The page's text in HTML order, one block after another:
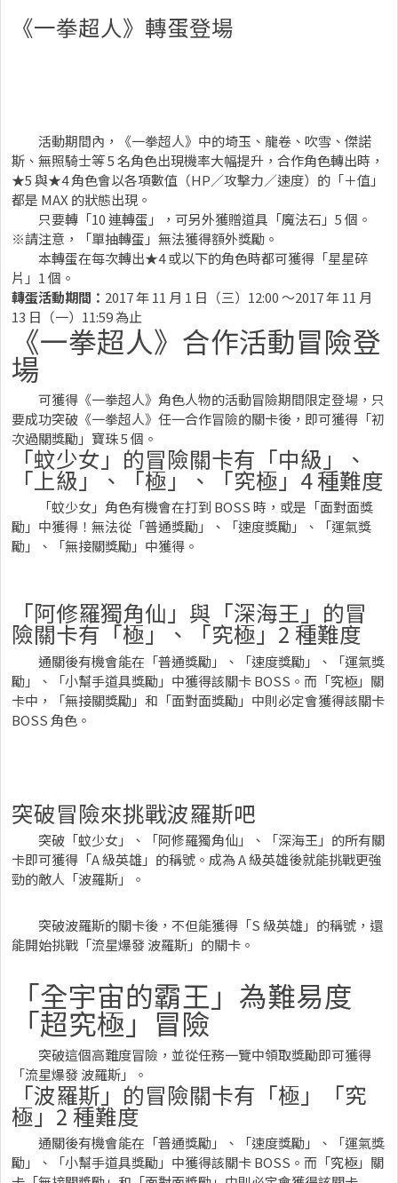
《一拳超人》轉蛋登場
活動期間內，《一拳超人》中的埼玉、龍卷、吹雪、傑諾
斯、無照騎士等 5 名角色出現機率大幅提升，合作角色轉出時，
★5 與★4 角色會以各項數值（HP／攻擊力／速度）的「＋值」
都是 MAX 的狀態出現。
只要轉「10 連轉蛋」，可另外獲贈道具「魔法石」5 個。
※請注意，「單抽轉蛋」無法獲得額外獎勵。
本轉蛋在每次轉出★4 或以下的角色時都可獲得「星星碎
片」1 個。
轉蛋活動期間： 2017 年 11 月 1 日（三）12:00 ～2017 年 11 月
13 日（一）11:59 為止
《一拳超人》合作活動冒險登
場
可獲得《一拳超人》角色人物的活動冒險期間限定登場，只
要成功突破《一拳超人》任一合作冒險的關卡後，即可獲得「初
次過關獎勵」寶珠 5 個。
「蚊少女」的冒險關卡有「中級」、
「上級」、「極」、「究極」4 種難度
「蚊少女」角色有機會在打到 BOSS 時，或是「面對面獎
勵」中獲得！無法從「普通獎勵」、「速度獎勵」、「運氣獎
勵」、「無接關獎勵」中獲得。
「阿修羅獨角仙」與「深海王」的冒
險關卡有「極」、「究極」2 種難度
通關後有機會能在「普通獎勵」、「速度獎勵」、「運氣獎
勵」、「小幫手道具獎勵」中獲得該關卡 BOSS。而「究極」關
卡中，「無接關獎勵」和「面對面獎勵」中則必定會獲得該關卡
BOSS 角色。
突破冒險來挑戰波羅斯吧
突破「蚊少女」、「阿修羅獨角仙」、「深海王」的所有關
卡即可獲得「A 級英雄」的稱號。成為 A 級英雄後就能挑戰更強
勁的敵人「波羅斯」。
突破波羅斯的關卡後，不但能獲得「S 級英雄」的稱號，還
能開始挑戰「流星爆發 波羅斯」的關卡。
「全宇宙的霸王」為難易度
「超究極」冒險
突破這個高難度冒險，並從任務一覽中領取獎勵即可獲得
「流星爆發 波羅斯」。
「波羅斯」的冒險關卡有「極」「究
極」2 種難度
通關後有機會能在「普通獎勵」、「速度獎勵」、「運氣獎
勵」、「小幫手道具獎勵」中獲得該關卡 BOSS。而「究極」關